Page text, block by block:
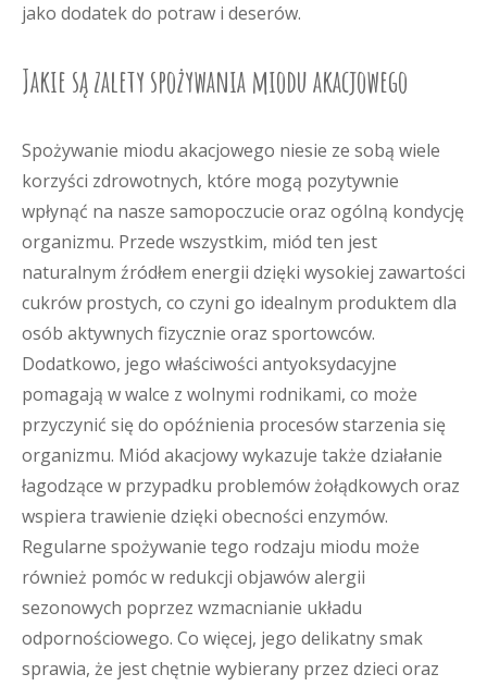
jako dodatek do potraw i deserów.
Jakie są zalety spożywania miodu akacjowego
Spożywanie miodu akacjowego niesie ze sobą wiele
korzyści zdrowotnych, które mogą pozytywnie
wpłynąć na nasze samopoczucie oraz ogólną kondycję
organizmu. Przede wszystkim, miód ten jest
naturalnym źródłem energii dzięki wysokiej zawartości
cukrów prostych, co czyni go idealnym produktem dla
osób aktywnych fizycznie oraz sportowców.
Dodatkowo, jego właściwości antyoksydacyjne
pomagają w walce z wolnymi rodnikami, co może
przyczynić się do opóźnienia procesów starzenia się
organizmu. Miód akacjowy wykazuje także działanie
łagodzące w przypadku problemów żołądkowych oraz
wspiera trawienie dzięki obecności enzymów.
Regularne spożywanie tego rodzaju miodu może
również pomóc w redukcji objawów alergii
sezonowych poprzez wzmacnianie układu
odpornościowego. Co więcej, jego delikatny smak
sprawia, że jest chętnie wybierany przez dzieci oraz